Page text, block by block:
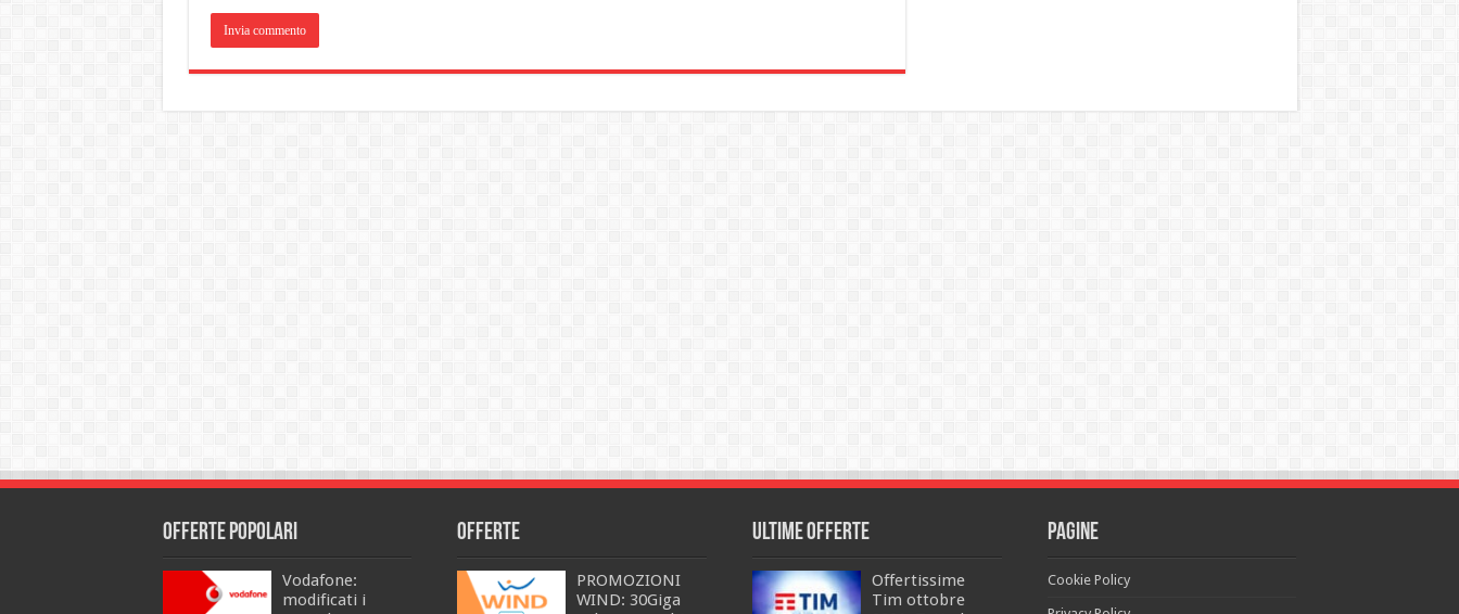
Offerte popolari
Vodafone:
modificati i
Offerte
PROMOZIONI
WIND: 30Giga
Ultime offerte
Offertissime
Tim ottobre
Pagine
Cookie Policy